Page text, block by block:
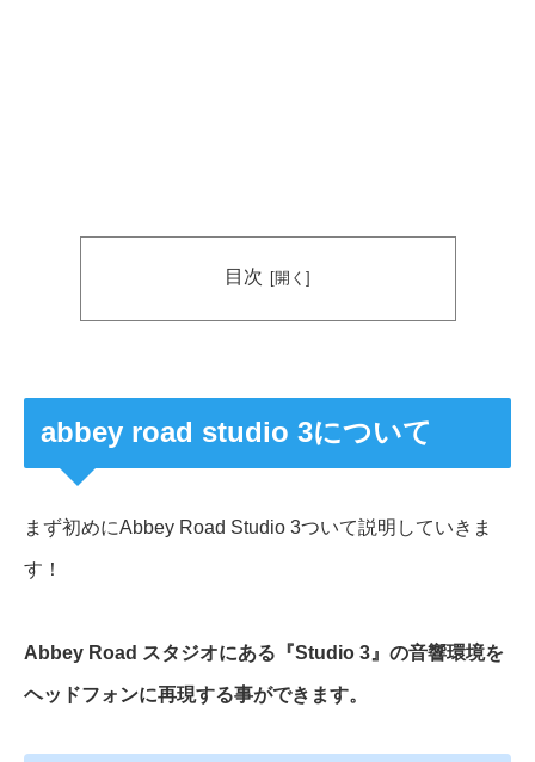
目次
abbey road studio 3について
まず初めにAbbey Road Studio 3ついて説明していきま
す！
Abbey Road スタジオにある『Studio 3』の音響環境を
ヘッドフォンに再現する事ができます。